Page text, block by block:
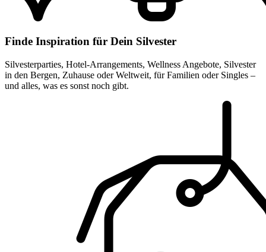
Finde Inspiration für Dein Silvester
Silvesterparties, Hotel-Arrangements, Wellness Angebote, Silvester
in den Bergen, Zuhause oder Weltweit, für Familien oder Singles –
und alles, was es sonst noch gibt.